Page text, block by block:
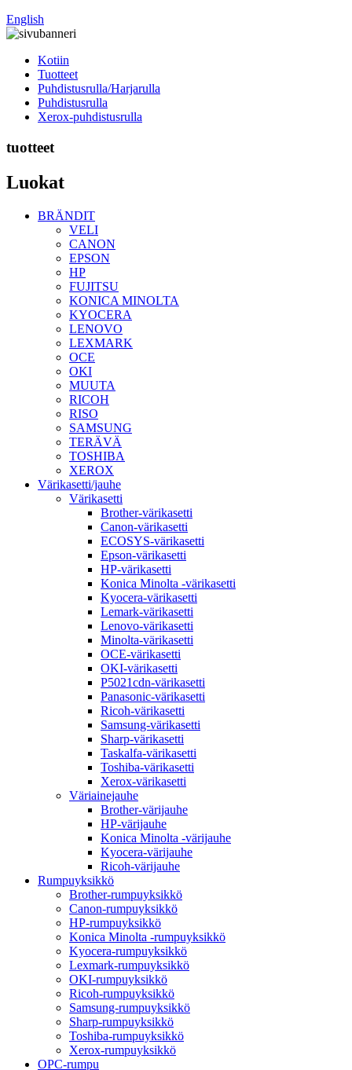
English
Kotiin
Tuotteet
Puhdistusrulla/Harjarulla
Puhdistusrulla
Xerox-puhdistusrulla
tuotteet
Luokat
BRÄNDIT
VELI
CANON
EPSON
HP
FUJITSU
KONICA MINOLTA
KYOCERA
LENOVO
LEXMARK
OCE
OKI
MUUTA
RICOH
RISO
SAMSUNG
TERÄVÄ
TOSHIBA
XEROX
Värikasetti/jauhe
Värikasetti
Brother-värikasetti
Canon-värikasetti
ECOSYS-värikasetti
Epson-värikasetti
HP-värikasetti
Konica Minolta -värikasetti
Kyocera-värikasetti
Lemark-värikasetti
Lenovo-värikasetti
Minolta-värikasetti
OCE-värikasetti
OKI-värikasetti
P5021cdn-värikasetti
Panasonic-värikasetti
Ricoh-värikasetti
Samsung-värikasetti
Sharp-värikasetti
Taskalfa-värikasetti
Toshiba-värikasetti
Xerox-värikasetti
Väriainejauhe
Brother-värijauhe
HP-värijauhe
Konica Minolta -värijauhe
Kyocera-värijauhe
Ricoh-värijauhe
Rumpuyksikkö
Brother-rumpuyksikkö
Canon-rumpuyksikkö
HP-rumpuyksikkö
Konica Minolta -rumpuyksikkö
Kyocera-rumpuyksikkö
Lexmark-rumpuyksikkö
OKI-rumpuyksikkö
Ricoh-rumpuyksikkö
Samsung-rumpuyksikkö
Sharp-rumpuyksikkö
Toshiba-rumpuyksikkö
Xerox-rumpuyksikkö
OPC-rumpu